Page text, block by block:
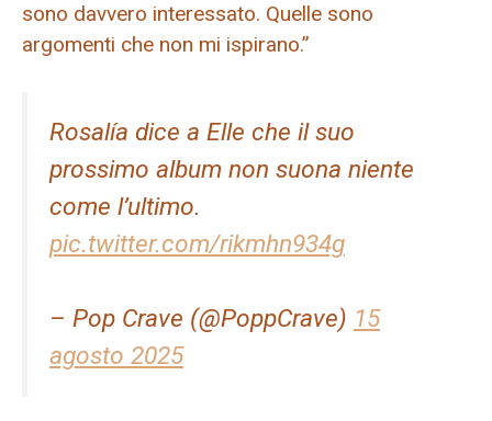
sono davvero interessato. Quelle sono
argomenti che non mi ispirano.”
Rosalía dice a Elle che il suo
prossimo album non suona niente
come l’ultimo.
pic.twitter.com/rikmhn934g
– Pop Crave (@PoppCrave) 15
agosto 2025